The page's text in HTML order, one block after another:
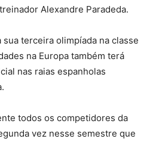
Alexandre Paradeda.
sua terceira olimpíada na classe
na Europa também terá
nas raias espanholas
todos os competidores da
vez nesse semestre que